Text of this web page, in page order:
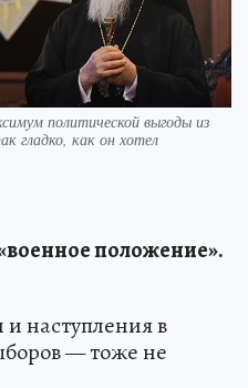
политической выгоды из
гладко, как он хотел
положение».
наступления в
— тоже не